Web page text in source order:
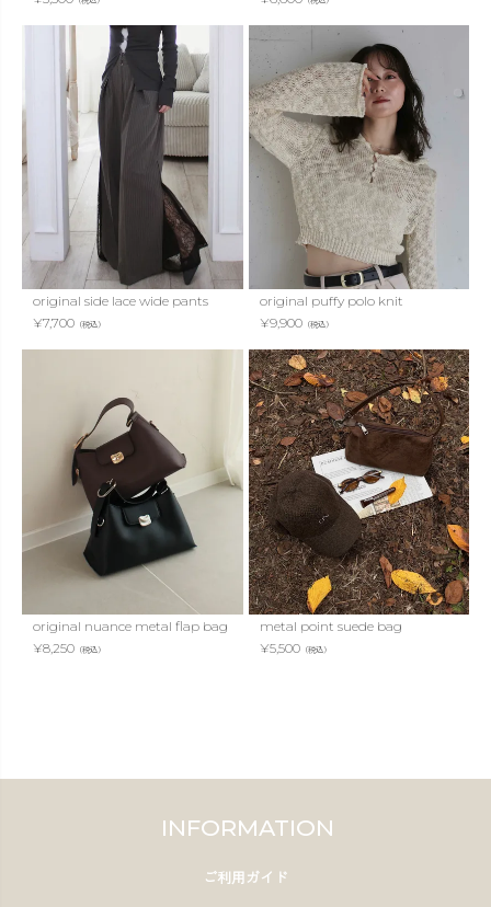
original side lace wide pants
¥7,700 （税込）
original puffy polo knit
¥9,900（税込）
original nuance metal flap bag
¥8,250 （税込）
metal point suede bag
¥5,500（税込）
INFORMATION
ご利用ガイド